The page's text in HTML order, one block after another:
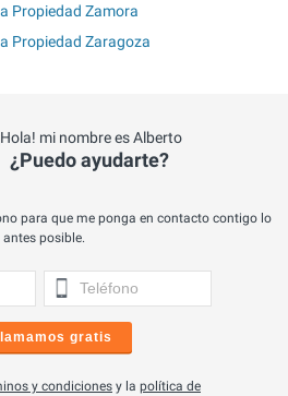
Propiedad Zamora
Propiedad Zaragoza
mi nombre es Alberto
¿Puedo ayudarte?
para que me ponga en contacto contigo lo
antes posible.
gratis
y condiciones y la política de